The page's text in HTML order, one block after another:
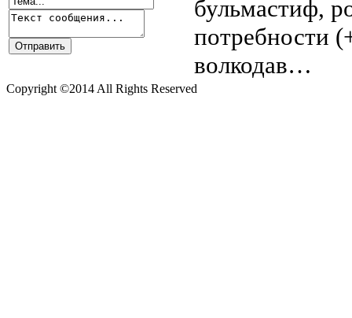
бульмастиф,
потребности
волкодав…
Copyright ©2014 All Rights Reserved